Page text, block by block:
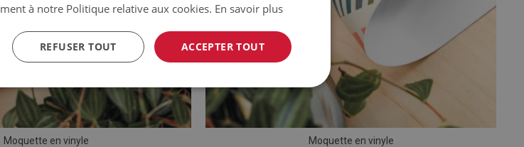
Moquette en vinyle Moquette en vinyle
à notre Politique relative aux cookies. En savoir plus
ACCEPTER TOUT
REFUSER TOUT